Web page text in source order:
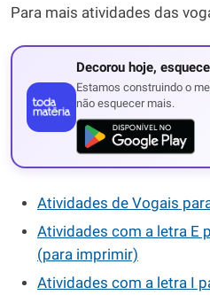
Para mais atividades das
Decorou hoje,
Estamos construindo o
não esquecer mais.
Atividades de Vogais
Atividades com a letra E
(para imprimir)
Atividades com a letra I